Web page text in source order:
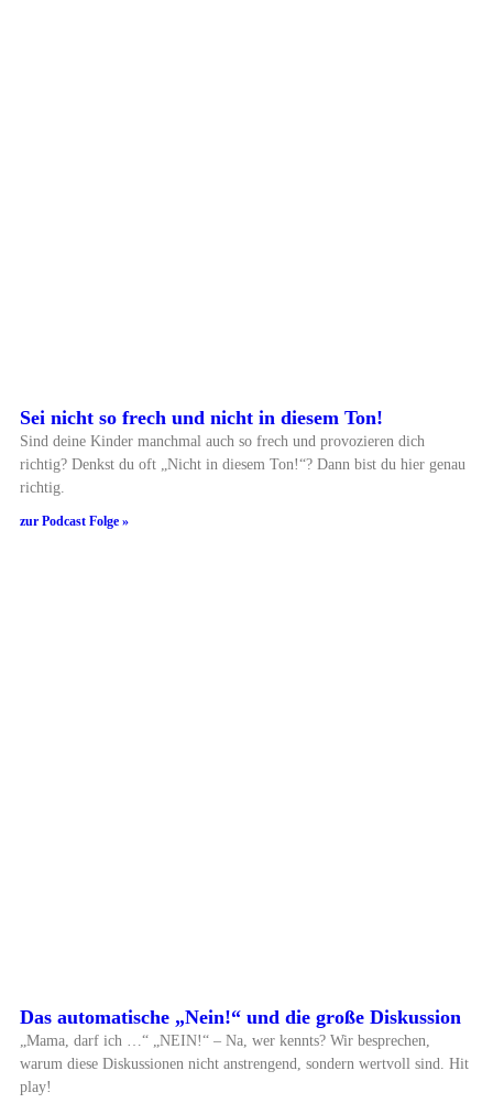
Sei nicht so frech und nicht in diesem Ton!
Sind deine Kinder manchmal auch so frech und provozieren dich
richtig? Denkst du oft „Nicht in diesem Ton!“? Dann bist du hier genau
richtig.
zur Podcast Folge »
Das automatische „Nein!“ und die große Diskussion
„Mama, darf ich …“ „NEIN!“ – Na, wer kennts? Wir besprechen,
warum diese Diskussionen nicht anstrengend, sondern wertvoll sind. Hit
play!